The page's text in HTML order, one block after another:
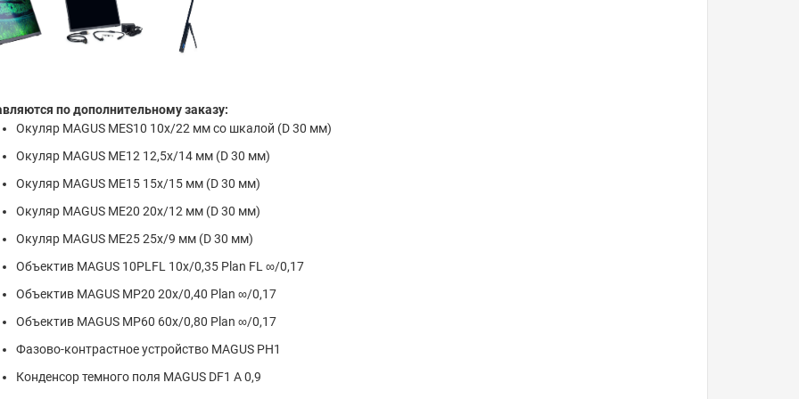
по дополнительному заказу:
Окуляр MAGUS MES10 10х/22 мм со шкалой (D 30 мм)
Окуляр MAGUS ME12 12,5х/14 мм (D 30 мм)
Окуляр MAGUS ME15 15х/15 мм (D 30 мм)
Окуляр MAGUS ME20 20х/12 мм (D 30 мм)
Окуляр MAGUS ME25 25х/9 мм (D 30 мм)
Объектив MAGUS 10PLFL 10х/0,35 Plan FL ∞/0,17
Объектив MAGUS MP20 20х/0,40 Plan ∞/0,17
Объектив MAGUS MP60 60х/0,80 Plan ∞/0,17
Фазово-контрастное устройство MAGUS PH1
Конденсор темного поля MAGUS DF1 A 0,9